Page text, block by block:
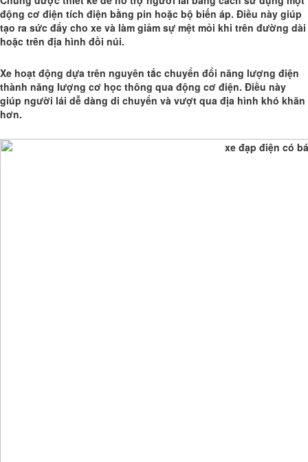
động cơ điện tích điện bằng pin hoặc bộ biến áp. Điều này giúp
tạo ra sức đẩy cho xe và làm giảm sự mệt mỏi khi trên đường dài
hoặc trên địa hình đồi núi.
Xe hoạt động dựa trên nguyên tắc chuyển đổi năng lượng điện
thành năng lượng cơ học thông qua động cơ điện. Điều này
giúp người lái dễ dàng di chuyển và vượt qua địa hình khó khăn
hơn.